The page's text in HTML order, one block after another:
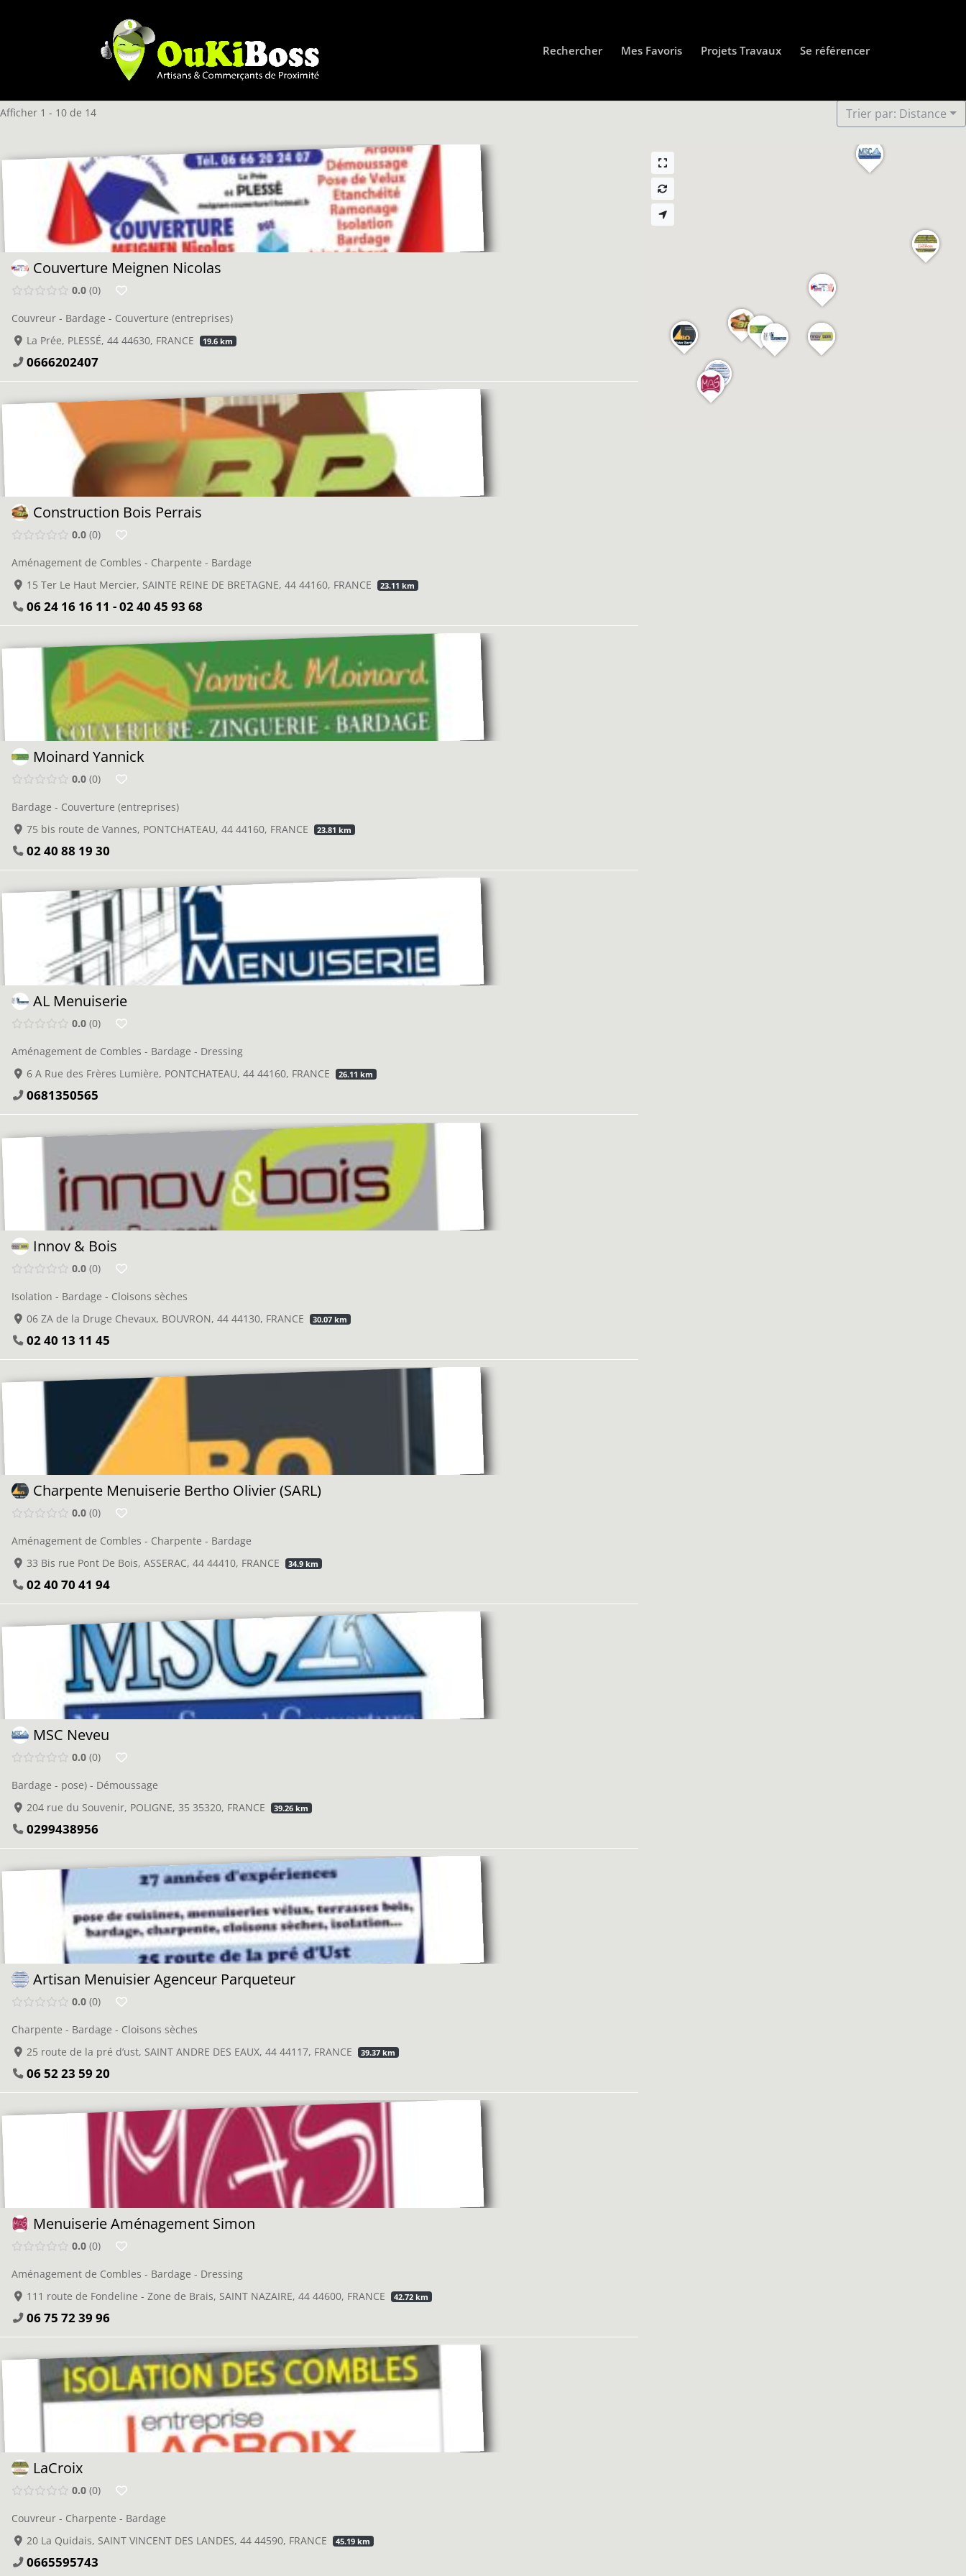
Rechercher Mes Favoris Projets Travaux Se référencer
Afficher 1 - 10 de 14 Trier par: Distance
Couverture Meignen Nicolas
0.0 0
Couvreur - Bardage - Couverture (entreprises)
La Prée, PLESSÉ, 44 44630, FRANCE
19.6 km
0666202407
Construction Bois Perrais
0.0 0
Aménagement de Combles - Charpente - Bardage
15 Ter Le Haut Mercier, SAINTE REINE DE BRETAGNE, 44 44160, FRANCE
23.11 km
06 24 16 16 11 - 02 40 45 93 68
Moinard Yannick
0.0 0
Bardage - Couverture (entreprises)
75 bis route de Vannes, PONTCHATEAU, 44 44160, FRANCE
23.81 km
02 40 88 19 30
AL Menuiserie
0.0 0
Aménagement de Combles - Bardage - Dressing
6 A Rue des Frères Lumière, PONTCHATEAU, 44 44160, FRANCE
26.11 km
0681350565
Innov & Bois
0.0 0
Isolation - Bardage - Cloisons sèches
06 ZA de la Druge Chevaux, BOUVRON, 44 44130, FRANCE
30.07 km
02 40 13 11 45
Charpente Menuiserie Bertho Olivier (SARL)
0.0 0
Aménagement de Combles - Charpente - Bardage
33 Bis rue Pont De Bois, ASSERAC, 44 44410, FRANCE
34.9 km
02 40 70 41 94
MSC Neveu
0.0 0
Bardage - pose) - Démoussage
204 rue du Souvenir, POLIGNE, 35 35320, FRANCE
39.26 km
0299438956
Artisan Menuisier Agenceur Parqueteur
0.0 0
Charpente - Bardage - Cloisons sèches
25 route de la pré d’ust, SAINT ANDRE DES EAUX, 44 44117, FRANCE
39.37 km
06 52 23 59 20
Menuiserie Aménagement Simon
0.0 0
Aménagement de Combles - Bardage - Dressing
111 route de Fondeline - Zone de Brais, SAINT NAZAIRE, 44 44600, FRANCE
42.72 km
06 75 72 39 96
LaCroix
0.0 0
Couvreur - Charpente - Bardage
20 La Quidais, SAINT VINCENT DES LANDES, 44 44590, FRANCE
45.19 km
0665595743